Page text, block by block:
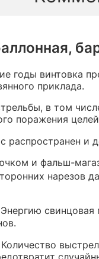
годы винтовка
приклада.
в том
поражения
распространен и
и фальш-
нарезов
свинцовая